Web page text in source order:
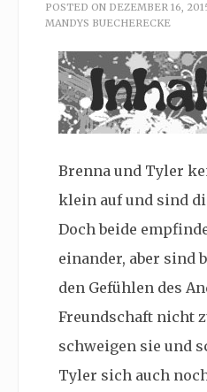
POSTED ON DEZEMBER 16,
MANDYS BUECHERECKE
Brenna und Tyler
klein auf und sind
Doch beide
einander, aber sind
den Gefühlen des
Freundschaft nicht
schweigen sie und
Tyler sich auch